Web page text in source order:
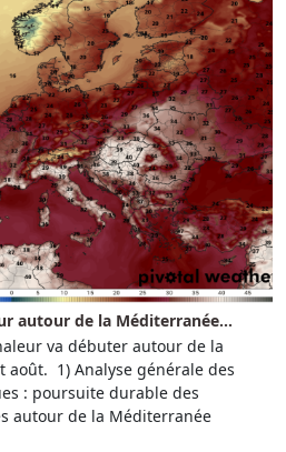
autour de la Méditerranée...
va débuter autour de la
août. 1) Analyse générale des
: poursuite durable des
autour de la Méditerranée